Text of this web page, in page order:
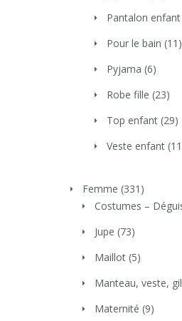
Pantalon enfant
Pour le bain (11)
Pyjama (6)
Robe fille (23)
Top enfant (29)
Veste enfant
Femme (331)
Costumes –
Jupe (73)
Maillot (5)
Manteau, veste,
Maternité (9)